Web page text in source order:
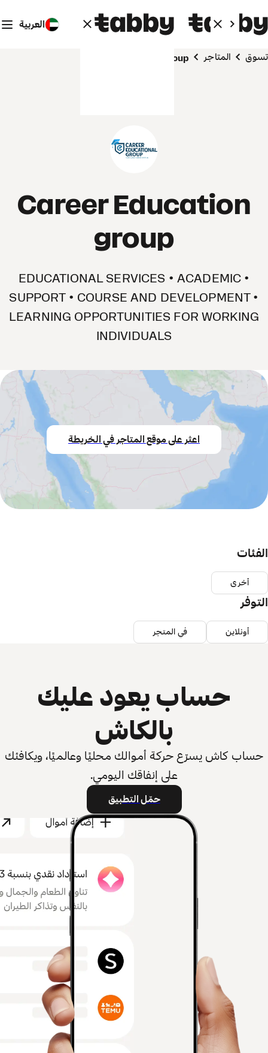
العربية
تسوق المتاجر Career Education group
Career Education
group
• EDUCATIONAL SERVICES • ACADEMIC
SUPPORT • COURSE AND DEVELOPMENT •
LEARNING OPPORTUNITIES FOR WORKING
INDIVIDUALS
اعثر على موقع المتاجر في الخريطة
الفئات
أخرى
التوفر
أونلاين في المتجر
حساب يعود عليك
بالكاش
حساب كاش يسرّع حركة أموالك محليًا وعالميًا، ويكافئك
على إنفاقك اليومي.
حمّل التطبيق